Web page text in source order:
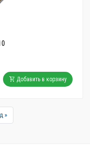
Добавить в корзину
»